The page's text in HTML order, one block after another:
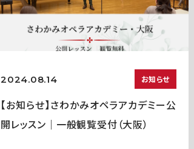
2024.08.14 お知らせ
【お知らせ】さわかみオペラアカデミー公
開レッスン｜一般観覧受付（大阪）